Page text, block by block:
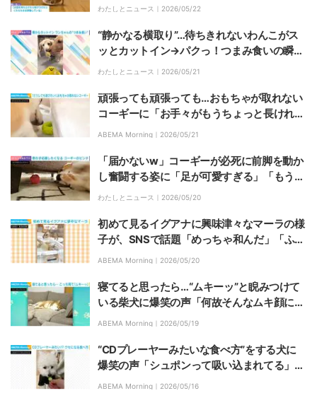
「なにやってんだこれw」「かわええ」など
わたしとニュース｜ 2026/05/22
“静かなる横取り”…待ちきれないわんこがス
ッとカットイン→パクっ！つまみ食いの瞬間
に反響「かわいい」「ぺろっとしてるのｗ」
わたしとニュース｜ 2026/05/21
頑張っても頑張っても…おもちゃが取れない
コーギーに「お手々がもうちょっと長ければ
ね」「かわいそうなんだけど、かわいいのど
ABEMA Morning｜ 2026/05/21
「届かないw」コーギーが必死に前脚を動か
し奮闘する姿に「足が可愛すぎる」「もう少
しだ！」の声
わたしとニュース｜ 2026/05/20
初めて見るイグアナに興味津々なマーラの様
子が、SNSで話題「めっちゃ和んだ」「ふた
りともかわいい！」
ABEMA Morning｜ 2026/05/20
寝てると思ったら…“ムキーッ”と睨みつけて
いる柴犬に爆笑の声「何故そんなムキ顔に
w」「『この恨み忘れん』みたいな顔」
ABEMA Morning｜ 2026/05/19
“CDプレーヤーみたいな食べ方”をする犬に
爆笑の声「シュポンって吸い込まれてる」
「瞬速すぎw」
ABEMA Morning｜ 2026/05/16